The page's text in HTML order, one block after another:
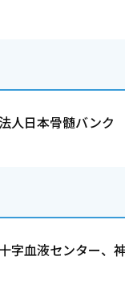
人日本骨髄バンク
字血液センター、